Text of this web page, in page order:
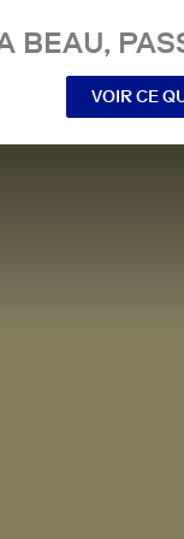
BEAU,
VOIR CE